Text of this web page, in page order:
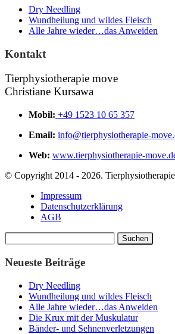
Dry Needling
Wundheilung und wildes Fleisch
Alle Jahre wieder…das Anweiden
Kontakt
Tierphysiotherapie move
Christiane Kursawa
Mobil: +49 1523 10 65 357
Email: info@tierphysiotherapie-
Web: www.tierphysiotherapie-
© Copyright 2014 - 2026.
Impressum
Datenschutzerklärung
AGB
Suchen
nach:
Neueste Beiträge
Dry Needling
Wundheilung und wildes Fleisch
Alle Jahre wieder…das Anweiden
Die Krux mit der Muskulatur
Bänder- und Sehnenverletzungen